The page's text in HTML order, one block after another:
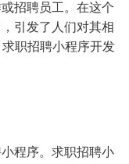
招聘员工。在这个
引发了人们对其相
职招聘小程序开发
程序。求职招聘小